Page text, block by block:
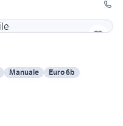
Manuale Euro 6b